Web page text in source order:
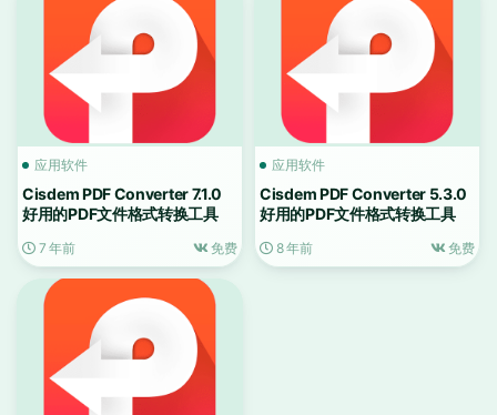
应用软件
Cisdem PDF Converter 7.1.0
好用的PDF文件格式转换工具
7 年前 免费
应用软件
Cisdem PDF Converter 5.3.0
好用的PDF文件格式转换工具
8 年前 免费